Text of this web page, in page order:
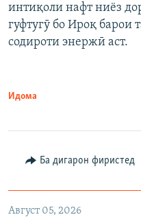
интиқоли нафт ниёз
гуфтугӯ бо Ироқ барои
содироти энержӣ аст.
Идома
Ба дигарон фиристед
Август 05, 2026